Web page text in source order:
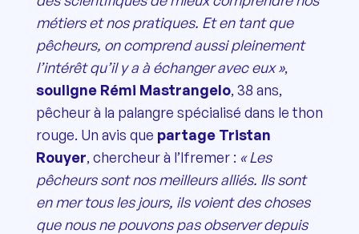
métiers et nos pratiques. Et en tant que
pêcheurs, on comprend aussi pleinement
l’intérêt qu’il y a à échanger avec eux »,
souligne Rémi Mastrangelo, 38 ans,
pêcheur à la palangre spécialisé dans le thon
rouge. Un avis que partage Tristan
Rouyer, chercheur à l’Ifremer : « Les
pêcheurs sont nos meilleurs alliés. Ils sont
en mer tous les jours, ils voient des choses
que nous ne pouvons pas observer depuis